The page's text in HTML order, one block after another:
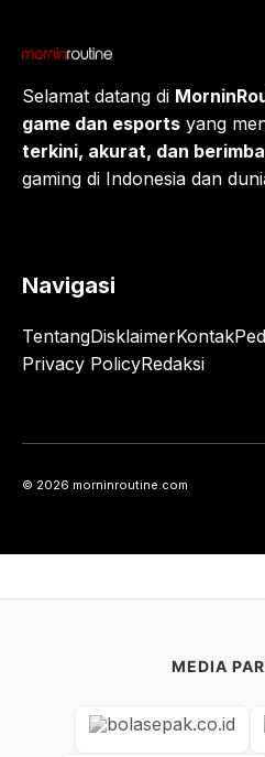
Selamat datang di
game dan esports yang
terkini, akurat, dan
gaming di Indonesia dan
Navigasi
TentangDisklaimerKontak
Privacy PolicyRedaksi
© 2026 morninroutine.com
MEDIA